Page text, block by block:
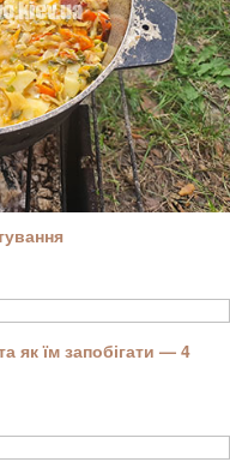
як їм запобігати — 4